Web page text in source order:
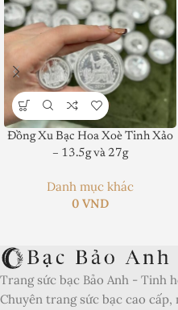
Đồng Xu Bạc Hoa Xoè Tinh Xảo
– 13.5g và 27g
Danh mục khác
0 VND
Trang sức bạc Bảo Anh - Tinh
Chuyên trang sức bạc cao